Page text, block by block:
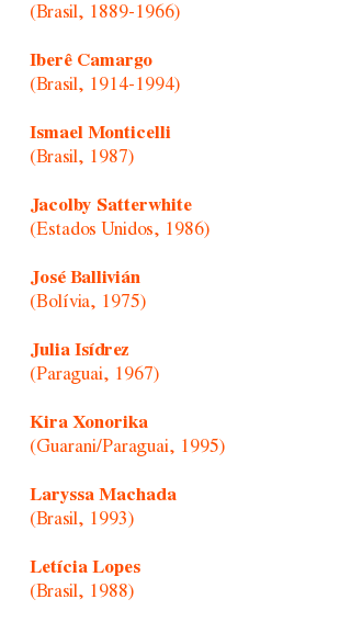
(Brasil, 1889-1966)
Iberê Camargo
(Brasil, 1914-1994)
Ismael Monticelli
(Brasil, 1987)
Jacolby Satterwhite
(Estados Unidos, 1986)
José Ballivián
(Bolívia, 1975)
Julia Isídrez
(Paraguai, 1967)
Kira Xonorika
(Guarani/Paraguai, 1995)
Laryssa Machada
(Brasil, 1993)
Letícia Lopes
(Brasil, 1988)